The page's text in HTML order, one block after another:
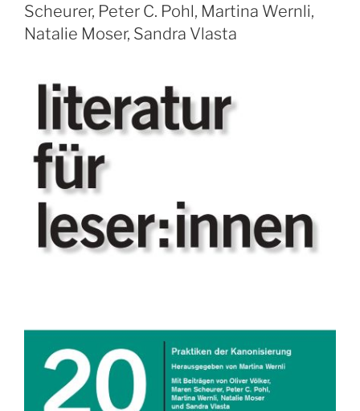
Scheurer, Peter C. Pohl, Martina Wernli,
Natalie Moser, Sandra Vlasta